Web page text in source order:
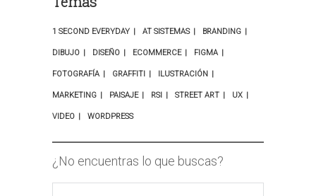
1 SECOND EVERYDAY AT SISTEMAS BRANDING
DIBUJO DISEÑO ECOMMERCE FIGMA
FOTOGRAFÍA GRAFFITI ILUSTRACIÓN
MARKETING PAISAJE RSI STREET ART UX
VIDEO WORDPRESS
¿No encuentras lo que buscas?